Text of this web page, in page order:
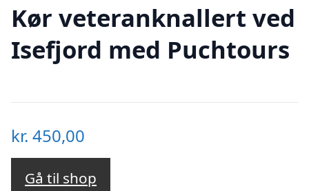
Kør veteranknallert ved
Isefjord med Puchtours
kr. 450,00
Gå til shop